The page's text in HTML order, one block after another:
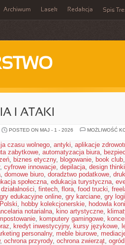
Archiwum Lasek Redakcja Spis
I ATAKI
POSTED ON MAJ - 1 - 2026
MOŻLIWOŚĆ
czasu wolnego, antyki, aplikacje
zabytkowe, automatyzacja biura,
, biznes etyczny, blogowanie, book club
, cyfrowe innowacje, depilacja, design
, domowe biuro, doradztwo podatkowe,
społeczna, edukacja turystyczna,
, fintech, flora, food trucki,
gry edukacyjne online, gry karciane, gry
, hobby kolekcjonerskie, hodowla koni
notarialna, kino artystyczne,
, komputery gamingowe,
, kredyt inwestycyjny, kursy językowe,
personalny, meble biurowe,
, ochrona przyrody, ochrona zwierząt,